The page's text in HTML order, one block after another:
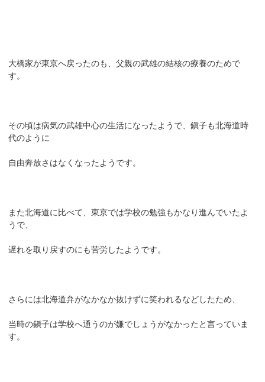
大橋家が東京へ戻ったのも、父親の武雄の結核の療養のためで
す。
その頃は病気の武雄中心の生活になったようで、鎭子も北海道時
代のように
自由奔放さはなくなったようです。
また北海道に比べて、東京では学校の勉強もかなり進んでいたよ
うで、
遅れを取り戻すのにも苦労したようです。
さらには北海道弁がなかなか抜けずに笑われるなどしたため、
当時の鎭子は学校へ通うのが嫌でしょうがなかったと言っていま
す。